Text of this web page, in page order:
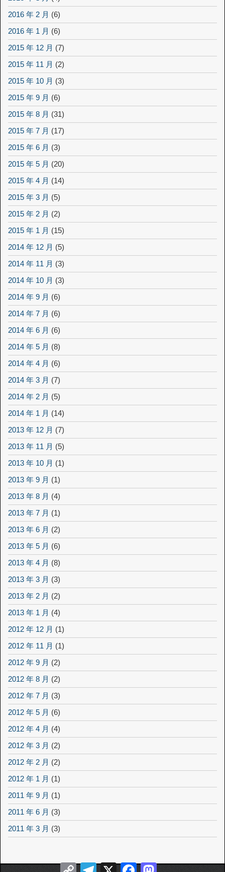
2016 年 2 月 (6)
2016 年 1 月 (6)
2015 年 12 月 (7)
2015 年 11 月 (2)
2015 年 10 月 (3)
2015 年 9 月 (6)
2015 年 8 月 (31)
2015 年 7 月 (17)
2015 年 6 月 (3)
2015 年 5 月 (20)
2015 年 4 月 (14)
2015 年 3 月 (5)
2015 年 2 月 (2)
2015 年 1 月 (15)
2014 年 12 月 (5)
2014 年 11 月 (3)
2014 年 10 月 (3)
2014 年 9 月 (6)
2014 年 7 月 (6)
2014 年 6 月 (6)
2014 年 5 月 (8)
2014 年 4 月 (6)
2014 年 3 月 (7)
2014 年 2 月 (5)
2014 年 1 月 (14)
2013 年 12 月 (7)
2013 年 11 月 (5)
2013 年 10 月 (1)
2013 年 9 月 (1)
2013 年 8 月 (4)
2013 年 7 月 (1)
2013 年 6 月 (2)
2013 年 5 月 (6)
2013 年 4 月 (8)
2013 年 3 月 (3)
2013 年 2 月 (2)
2013 年 1 月 (4)
2012 年 12 月 (1)
2012 年 11 月 (1)
2012 年 9 月 (2)
2012 年 8 月 (2)
2012 年 7 月 (3)
2012 年 5 月 (6)
2012 年 4 月 (4)
2012 年 3 月 (2)
2012 年 2 月 (2)
2012 年 1 月 (1)
2011 年 9 月 (1)
2011 年 6 月 (3)
2011 年 3 月 (3)
Copy Telegram
X FacebookMastodon